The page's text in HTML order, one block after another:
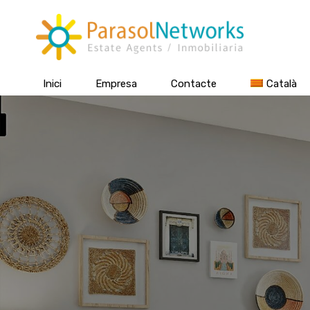
Inici Empresa Contacte Català